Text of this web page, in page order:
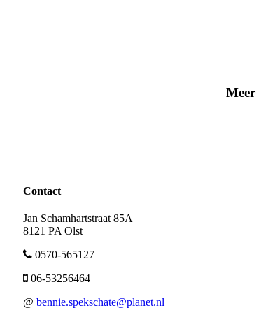
Meer
Contact
Jan Schamhartstraat 85A
8121 PA Olst
0570-565127
06-53256464
@ bennie.spekschate@planet.nl